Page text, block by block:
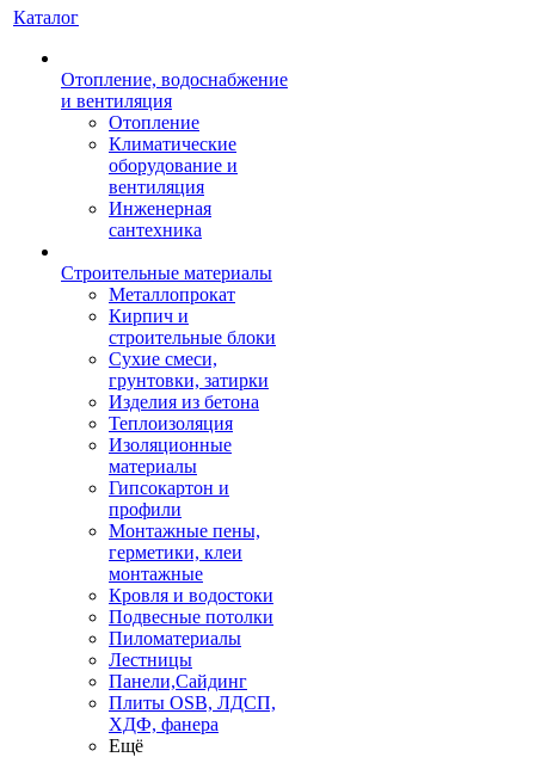
Каталог
Отопление, водоснабжение
и вентиляция
Отопление
Климатические
оборудование и
вентиляция
Инженерная
сантехника
Строительные материалы
Металлопрокат
Кирпич и
строительные блоки
Сухие смеси,
грунтовки, затирки
Изделия из бетона
Теплоизоляция
Изоляционные
материалы
Гипсокартон и
профили
Монтажные пены,
герметики, клеи
монтажные
Кровля и водостоки
Подвесные потолки
Пиломатериалы
Лестницы
Панели,Сайдинг
Плиты OSB, ЛДСП,
ХДФ, фанера
Ещё